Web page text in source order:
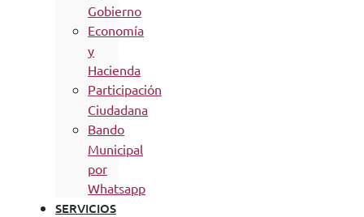
Gobierno
Economía
y
Hacienda
Participación
Ciudadana
Bando
Municipal
por
Whatsapp
SERVICIOS